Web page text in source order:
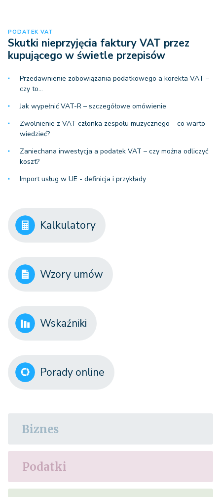
PODATEK VAT
Skutki nieprzyjęcia faktury VAT przez
kupującego w świetle przepisów
Przedawnienie zobowiązania podatkowego a korekta VAT –
czy to…
Jak wypełnić VAT-R – szczegółowe omówienie
Zwolnienie z VAT członka zespołu muzycznego – co warto
wiedzieć?
Zaniechana inwestycja a podatek VAT – czy można odliczyć
koszt?
Import usług w UE - definicja i przykłady
Kalkulatory
Wzory umów
Wskaźniki
Porady online
Biznes
Podatki